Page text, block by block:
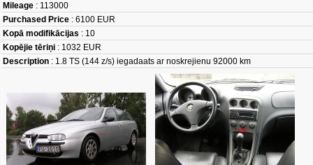
Mileage : 113000
Purchased Price : 6100 EUR
Kopā modifikācijas : 10
Kopējie tēriņi : 1032 EUR
Description : 1.8 TS (144 z/s) iegadaats ar noskrejienu 92000 km